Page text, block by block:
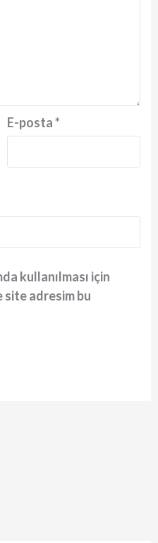
E-posta*
kullanılması için
site adresim bu